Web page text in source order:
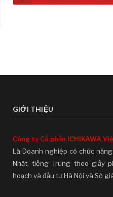
GIỚI THIỆU
Công ty Cổ phần ICHIKAWA
Là Doanh nghiệp có chức
Nhật, tiếng Trung theo giấy
hoạch và đầu tư Hà Nội và Sở